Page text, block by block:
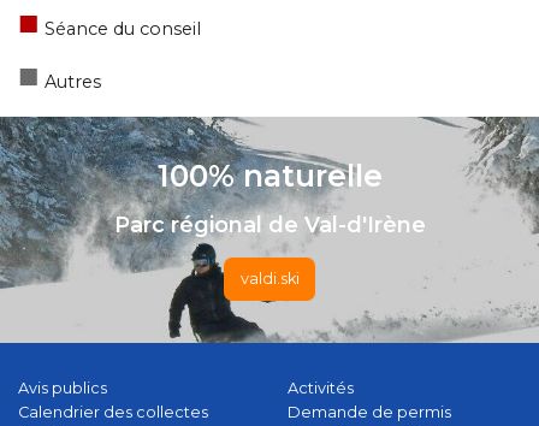
■ Séance du conseil
■ Autres
100% naturelle
Parc régional de Val-d'Irène
valdi.ski
Avis publics
Calendrier des collectes
Activités
Demande de permis